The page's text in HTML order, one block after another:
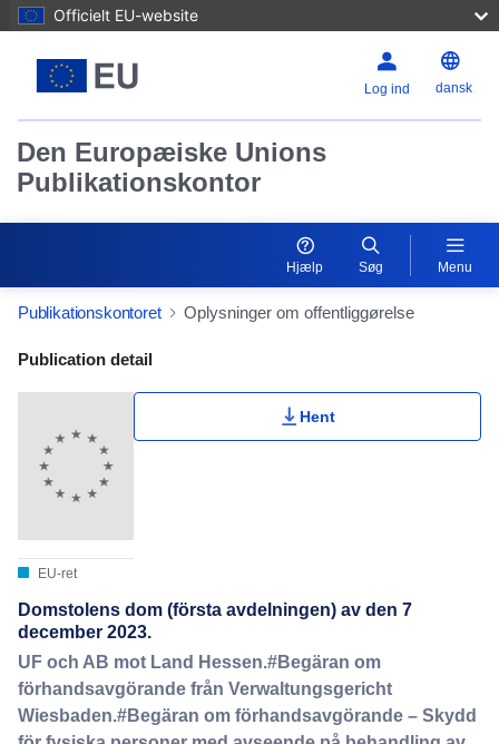
Officielt EU-website
Log ind dansk
Den Europæiske Unions
Publikationskontor
Hjælp Søg Menu
Publikationskontoret Oplysninger om offentliggørelse
Publication Detail Actions Portlet
Publication detail
EU-ret
Hent
Domstolens dom (första avdelningen) av den 7
december 2023.
UF och AB mot Land Hessen.#Begäran om
förhandsavgörande från Verwaltungsgericht
Wiesbaden.#Begäran om förhandsavgörande – Skydd